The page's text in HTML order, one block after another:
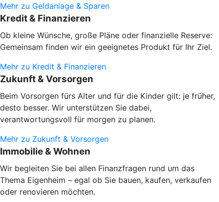
Mehr zu Geldanlage & Sparen
Kredit & Finanzieren
Ob kleine Wünsche, große Pläne oder finanzielle Reserve:
Gemeinsam finden wir ein geeignetes Produkt für Ihr Ziel.
Mehr zu Kredit & Finanzieren
Zukunft & Vorsorgen
Beim Vorsorgen fürs Alter und für die Kinder gilt: je früher,
desto besser. Wir unterstützen Sie dabei,
verantwortungsvoll für morgen zu planen.
Mehr zu Zukunft & Vorsorgen
Immobilie & Wohnen
Wir begleiten Sie bei allen Finanzfragen rund um das
Thema Eigenheim – egal ob Sie bauen, kaufen, verkaufen
oder renovieren möchten.